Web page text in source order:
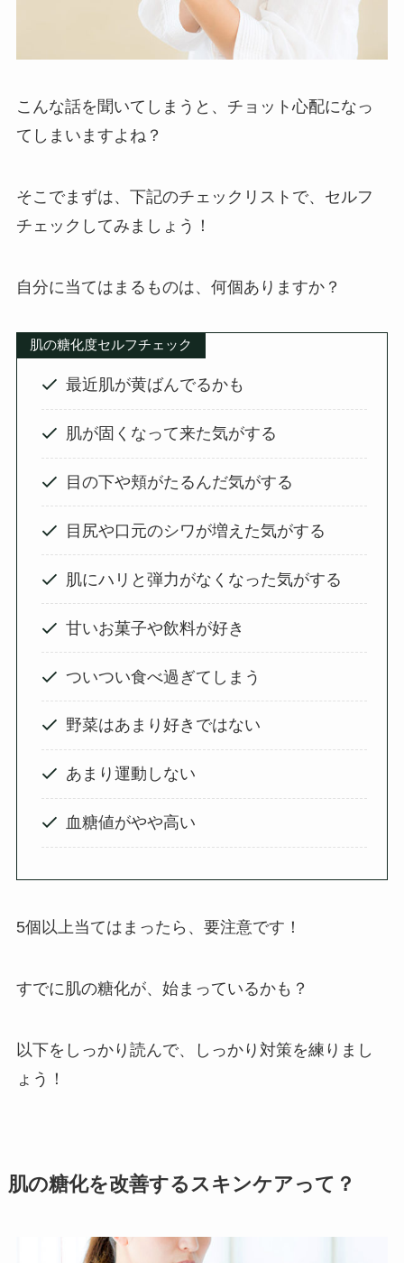
こんな話を聞いてしまうと、チョット心配になっ
てしまいますよね？
そこでまずは、下記のチェックリストで、セルフ
チェックしてみましょう！
自分に当てはまるものは、何個ありますか？
肌の糖化度セルフチェック
最近肌が黄ばんでるかも
肌が固くなって来た気がする
目の下や頬がたるんだ気がする
目尻や口元のシワが増えた気がする
肌にハリと弾力がなくなった気がする
甘いお菓子や飲料が好き
ついつい食べ過ぎてしまう
野菜はあまり好きではない
あまり運動しない
血糖値がやや高い
5個以上当てはまったら、要注意です！
すでに肌の糖化が、始まっているかも？
以下をしっかり読んで、しっかり対策を練りまし
ょう！
肌の糖化を改善するスキンケアって？